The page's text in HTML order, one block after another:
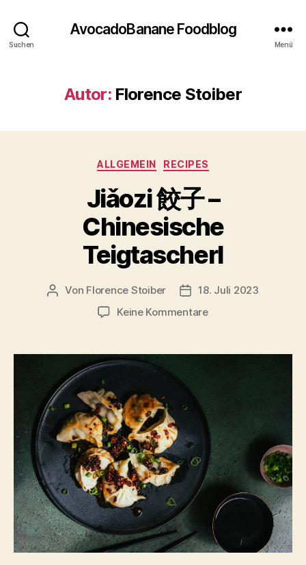
Suchen
AvocadoBanane Foodblog
Menü
Autor: Florence Stoiber
Kategorien
ALLGEMEIN RECIPES
Jiǎozi 餃子 –
Chinesische
Teigtascherl
Beitragsautor
Von Florence Stoiber Veröffentlichungsdatum
18. Juli 2023
Keine Kommentarezu
子
Teigtascherl